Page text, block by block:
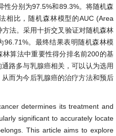
性分别为97.5%和89.3%。将随机森
相比，随机森林模型的AUC (Area
法。采用十折交叉验证对随机森林
96.71%。最终结果表明随机森林模
算法中重要性得分排名前200的基
路多与乳腺癌相关，可以认为选用
而为今后乳腺癌的治疗方法和预后
determines its treatment and
significant to accurately locate
This article aims to explore